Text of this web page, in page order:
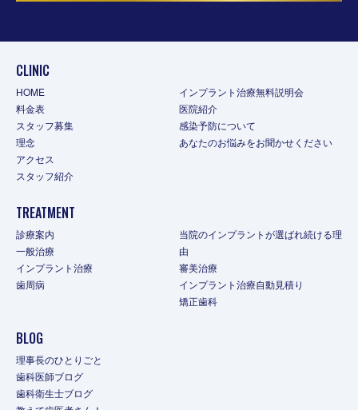
CLINIC
HOME
料金表
スタッフ募集
理念
アクセス
スタッフ紹介
インプラント治療無料説明会
医院紹介
感染予防について
あなたのお悩みをお聞かせください
TREATMENT
診療案内
一般治療
インプラント治療
歯周病
当院のインプラントが選ばれ続ける理
由
審美治療
インプラント治療自動見積り
矯正歯科
BLOG
理事長のひとりごと
歯科医師ブログ
歯科衛生士ブログ